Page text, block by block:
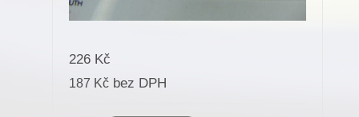
226 Kč
187 Kč bez DPH